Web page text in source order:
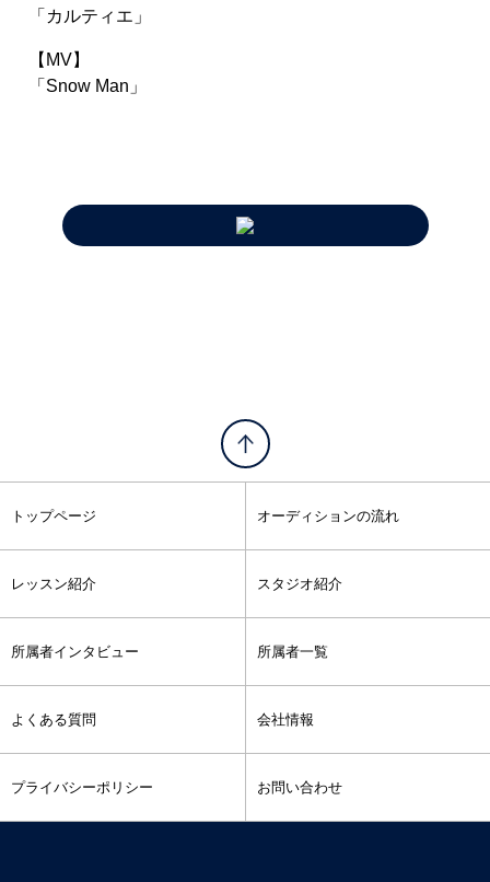
「カルティエ」
MV
「Snow Man」
トップページ オーディションの流れ
レッスン紹介 スタジオ紹介
所属者インタビュー 所属者一覧
よくある質問 会社情報
プライバシーポリシー お問い合わせ